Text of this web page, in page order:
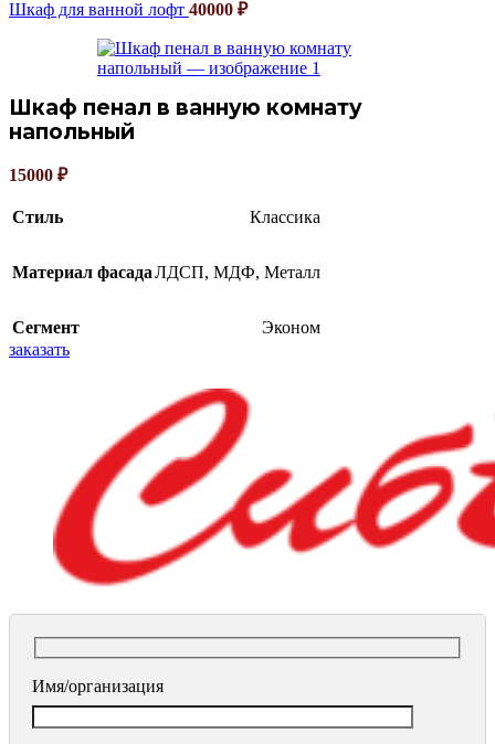
Шкаф для ванной лофт 40000 ₽
Шкаф пенал в ванную комнату
напольный
15000 ₽
Стиль Классика
Материал фасадаЛДСП, МДФ, Металл
Сегмент
Эконом
заказать
Имя/организация